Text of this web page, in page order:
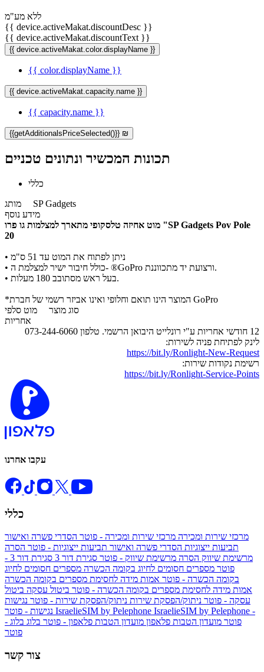
ללא מע"מ
{{ device.activeMakat.discountDesc }}
{{ device.activeMakat.discountText }}
{{ device.activeMakat.color.displayName }}
{{ color.displayName }}
{{ device.activeMakat.capacity.name }}
{{ capacity.name }}
{{getAdditionalsPriceSelected()}} ₪
תכונות המכשיר ונתונים טכניים
כללי
מותג SP Gadgets
מידע נוסף
מוט אחיזה טלסקופי מתארך למצלמות גו פרו "SP Gadgets Pov Pole
20
•
ניתן לפתוח את המוט עד 51 ס"מ
•
כולל חיבור ישיר למצלמת ה- ®GoPro ורצועת יד מתכווננת.
•
בעל ראש מסתובב 180 מעלות.
*המוצר הינו תואם וחלופי ואינו אביזר רשמי של חברת GoPro
סוג מוצר מוט סלפי
אחריות
12 חודשי אחריות ע"י רונלייט היבואן הרשמי. טלפון 073-244-6060
לינק לפתיחת פניה לשירות:
https://bit.ly/Ronlight-New-Request
רשימת נקודות שירות:
https://bit.ly/Ronlight-Service-Points
עקבו אחרנו
כללי
מרכזי שירות ומכירה מרכזי שירות ומכירה - פוטר הסדרי פשרה ואישור
תביעות ייצוגיות הסדרי פשרה ואישור תביעות ייצוגיות - פוטר הסרה
מרשימת שיווק הסרה מרשימת שיווק - פוטר סגירת דור 3
סגירת דור 3 -
פוטר מספרים חסומים לחיוג בקומה הכשרה מספרים חסומים לחיוג
בקומה הכשרה - פוטר אמות מידה לחסימת מספרים בקומה הכשרה
אמות מידה לחסימת מספרים בקומה הכשרה - פוטר ביטול עסקה ביטול
עסקה - פוטר ניתוק/הפסקת שירות ניתוק/הפסקת שירות - פוטר נגישות
IsraelieSIM by Pelephone IsraelieSIM by Pelephone -
פוטר מועדון הטבות פלאפון מועדון הטבות פלאפון - פוטר בלוג בלוג -
פוטר
צור קשר